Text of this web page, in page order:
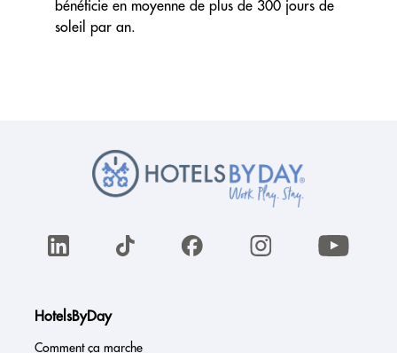
bénéficie en moyenne de plus de 300 jours de
soleil par an.
HotelsByDay
Comment ça marche